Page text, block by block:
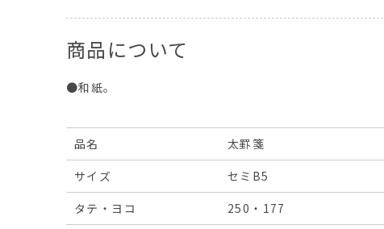
商品について
●和紙。
品名
太罫箋
サイズ
セミB5
タテ・ヨコ
250・177